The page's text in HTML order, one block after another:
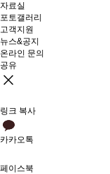
자료실
포토갤러리
고객지원
뉴스&공지
온라인 문의
공유
링크 복사
카카오톡
페이스북